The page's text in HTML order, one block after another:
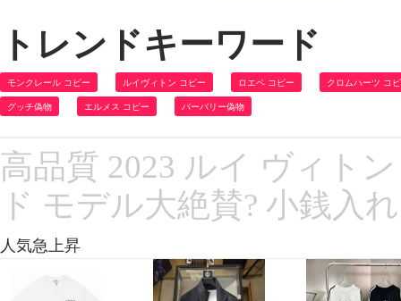
トレンドキーワード
モンクレール コピー ルイヴィトン コピー ロエベ コピー クロムハーツ コ
グッチ偽物 エルメス コピー バーバリー偽物
高品質 2023 ルイ ヴィト
ド モデル大絶賛? 小銭入
人気急上昇